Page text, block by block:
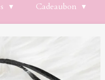
Cadeaubon